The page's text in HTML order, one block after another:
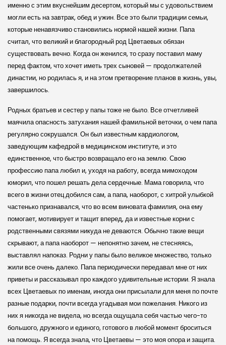
именно с этим вкуснейшим десертом, который мы с удовольствием
могли есть на завтрак, обед и ужин. Все это были традиции семьи,
которые ненавязчиво становились нормой нашей жизни. Папа
считал, что великий и благородный род Цветаевых обязан
существовать вечно. Когда он женился, то сразу поставил маму
перед фактом, что хочет иметь трех сыновей — продолжателей
династии, но родилась я, и на этом претворение планов в жизнь, увы,
завершилось.
Родных братьев и сестер у папы тоже не было. Все отчетливей
маячила опасность затухания нашей фамильной веточки, о чем папа
регулярно сокрушался. Он был известным кардиологом,
заведующим кафедрой в медицинском институте, и это
единственное, что быстро возвращало его на землю. Свою
профессию папа любил и, уходя на работу, всегда мимоходом
юморил, что пошел решать дела сердечные. Мама говорила, что
всего в жизни отец добился сам, а папа, наоборот, с хитрой улыбкой
частенько признавался, что во всем виновата фамилия, она ему
помогает, мотивирует и тащит вперед, да и известные корни с
родственными связями никуда не деваются. Обычно такие вещи
скрывают, а папа наоборот — непонятно зачем, не стесняясь,
выставлял напоказ. Родни у папы было великое множество, только
жили все очень далеко. Папа периодически передавал мне от них
приветы и рассказывал про каждого удивительные истории. Я знала
всех Цветаевых по именам, иногда они присылали для меня по почте
разные подарки, почти всегда угадывая мои пожелания. Никого из
них я никогда не видела, но всегда ощущала себя частью чего-то
большого, дружного и единого, готового в любой момент броситься
на помощь. Я всегда знала, что Цветаевы — это моя опора и защита.